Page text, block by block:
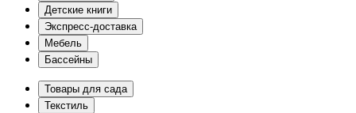
Детские книги
Экспресс-доставка
Мебель
Бассейны
Товары для сада
Текстиль